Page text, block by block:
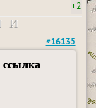
+2
#16135
ссылка